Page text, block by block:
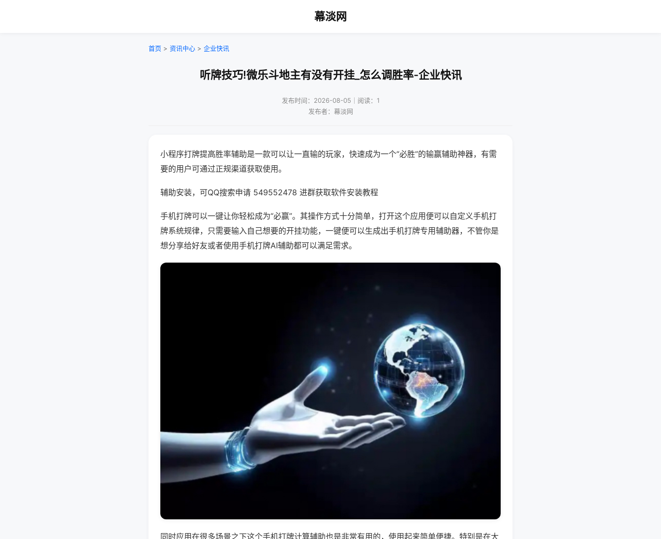
幕淡网
首页 > 资讯中心 > 企业快讯
听牌技巧!微乐斗地主有没有开挂_怎么调胜率-企业快讯
发布时间：2026-08-05｜阅读：1
发布者：幕淡网
小程序打牌提高胜率辅助是一款可以让一直输的玩家，快速成为一个“必胜”的输赢辅助神器，有需
要的用户可通过正规渠道获取使用。
辅助安装，可QQ搜索申请 549552478 进群获取软件安装教程
手机打牌可以一键让你轻松成为“必赢”。其操作方式十分简单，打开这个应用便可以自定义手机打
牌系统规律，只需要输入自己想要的开挂功能，一键便可以生成出手机打牌专用辅助器，不管你是
想分享给好友或者使用手机打牌AI辅助都可以满足需求。
同时应用在很多场景之下这个手机打牌计算辅助也是非常有用的，使用起来简单便捷。特别是在大